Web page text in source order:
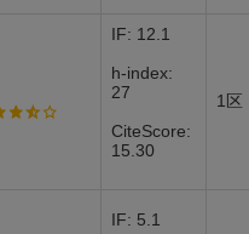
IF: 12.1
h-index:
27
CiteScore:
15.30
1区
IF: 5.1